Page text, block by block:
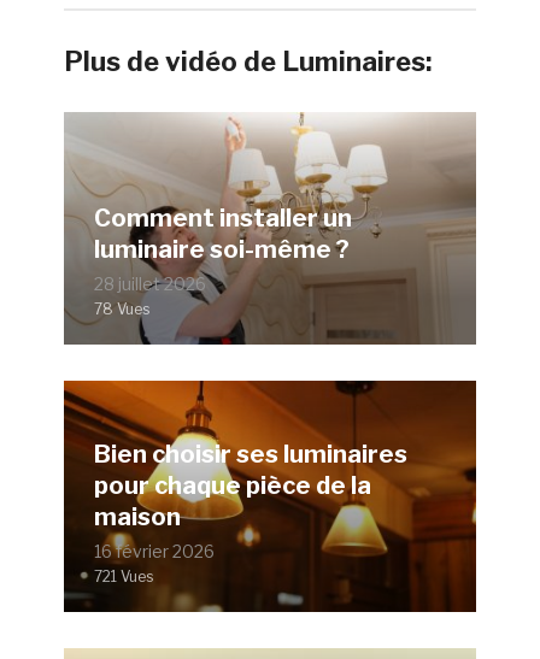
Plus de vidéo de Luminaires:
Comment installer un
luminaire soi-même ?
28 juillet 2026
78 Vues
Bien choisir ses luminaires
pour chaque pièce de la
maison
16 février 2026
721 Vues